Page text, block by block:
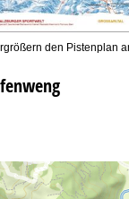
den Pistenplan